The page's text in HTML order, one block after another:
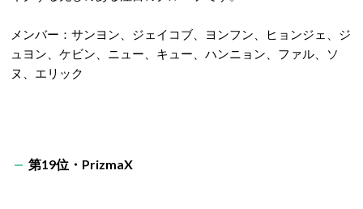
メンバー：サンヨン、ジェイコブ、ヨンフン、ヒョンジェ、ジ
ュヨン、ケビン、ニュー、キュー、ハンニョン、ファル、ソ
ヌ、エリック
第19位・PrizmaX